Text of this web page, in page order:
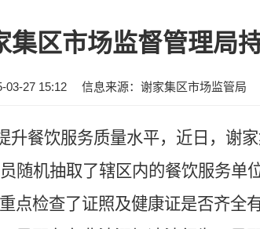
集区市场监督管理局
03-27 15:12 信息来源：谢家集区市场监管局
升餐饮服务质量水平，近日，谢
随机抽取了辖区内的餐饮服务
点检查了证照及健康证是否齐全